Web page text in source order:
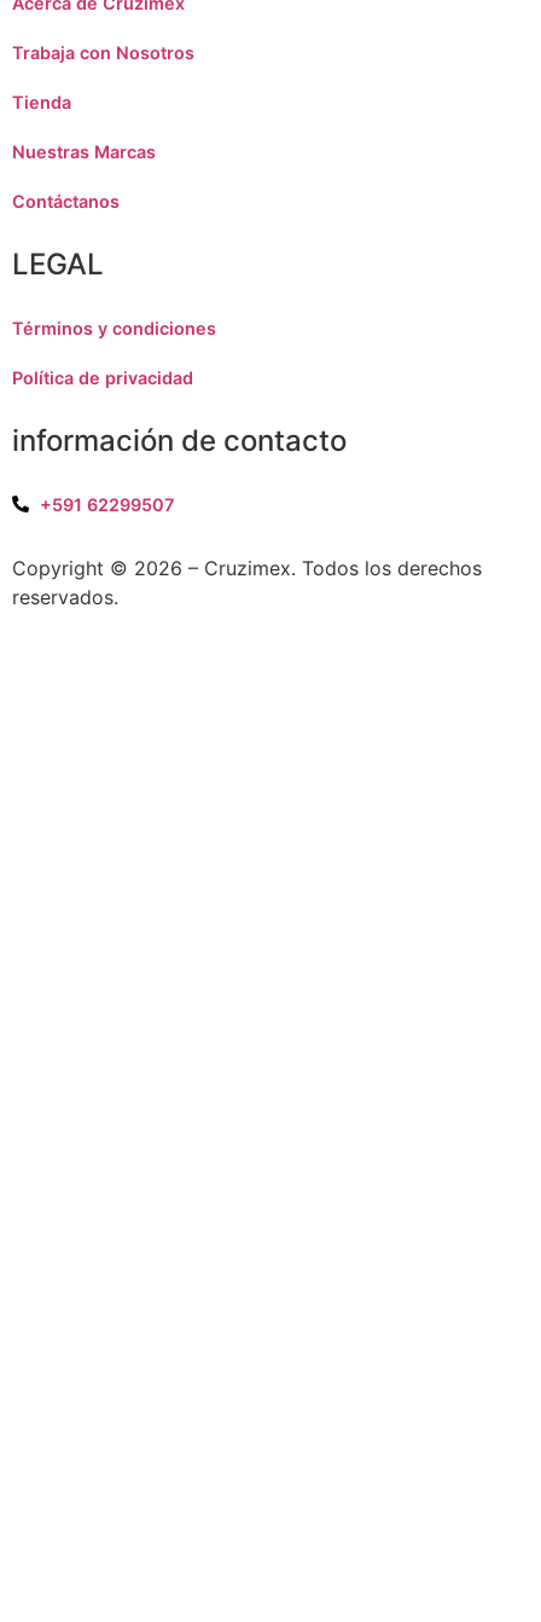
Trabaja con Nosotros
Tienda
Nuestras Marcas
Contáctanos
LEGAL
Términos y condiciones
Política de privacidad
información de contacto
+591 62299507
Copyright © 2026 – Cruzimex. Todos los derechos
reservados.